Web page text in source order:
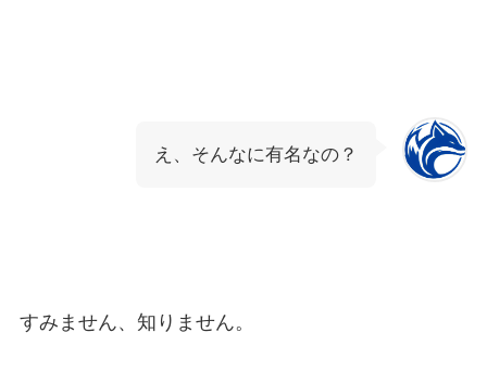
え、そんなに有名なの？
すみません、知りません。